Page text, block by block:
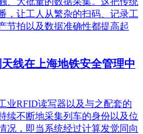
，让工人从繁杂的扫码、记录工
节拍以及数据准确性都提高起
线在上海地铁安全管理中
业RFID读写器以及与之配套的
续不断地采集列车的身份以及位
况，即当系统经过计算发觉同向